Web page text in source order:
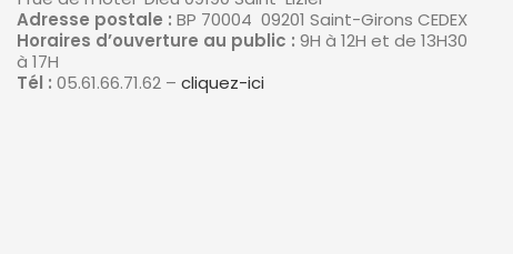
Adresse postale : BP 70004 09201 Saint-Girons CEDEX
Horaires d’ouverture au public : 9H à 12H et de 13H30
à 17H
Tél : 05.61.66.71.62 – cliquez-ici